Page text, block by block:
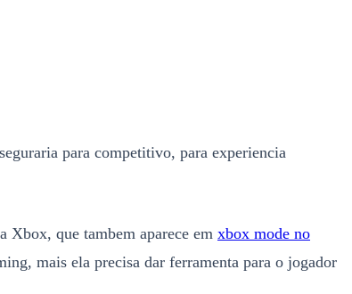
para competitivo, para experiencia
Xbox, que tambem aparece em xbox mode no
mais ela precisa dar ferramenta para o jogador